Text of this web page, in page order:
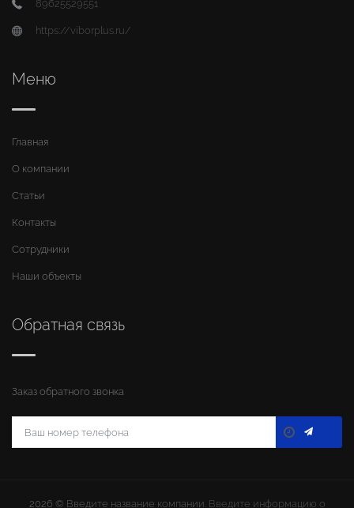
89625529551
https://viborplus.ru/
Меню
Главная
О компании
Статьи
Контакты
Сотрудники
Наши объекты
Обратная связь
Заказ обратного звонка
2026 © Введите название компании. Введите информацию о